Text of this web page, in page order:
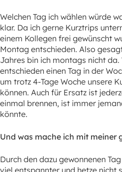
Welchen Tag ich wählen würde
klar. Da ich gerne Kurztrips
einem Kollegen frei gewünscht
Montag entschieden. Also
Jahres bin ich montags nicht
entschieden einen Tag in der
um trotz 4-Tage Woche unsere
können. Auch für Ersatz ist
einmal brennen, ist immer
könnte.
Und was mache ich mit meiner
Durch den dazu gewonnenen